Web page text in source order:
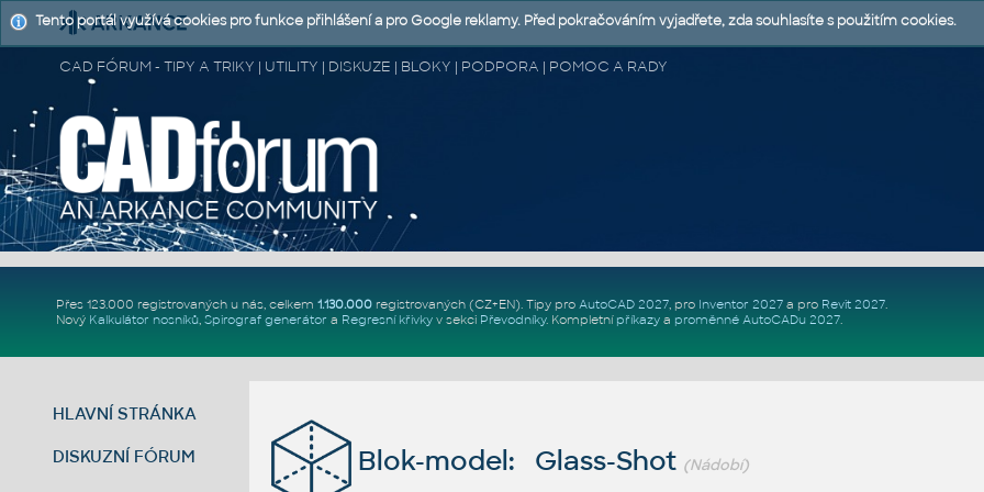
CAD FÓRUM - TIPY A TRIKY | UTILITY | DISKUZE | BLOKY | PODPORA | POMOC A RADY
Přes 123.000 registrovaných u nás, celkem 1.130.000registrovaných (CZ+EN). Tipy pro AutoCAD 2027, pro Inventor 2027a pro Revit 2027.
Nový Kalkulátor nosníků, Spirograf generátor a Regresní křivkyv sekci Převodníky. Kompletní příkazya proměnné AutoCADu 2027.
HLAVNÍ STRÁNKA
DISKUZNÍ FÓRUM Blok-model: Glass-Shot (Nádobí)
Tento portál využívá cookies pro funkce přihlášení a pro Google reklamy. Před pokračováním vyjadřete, zda souhlasíte s použitím cookies.